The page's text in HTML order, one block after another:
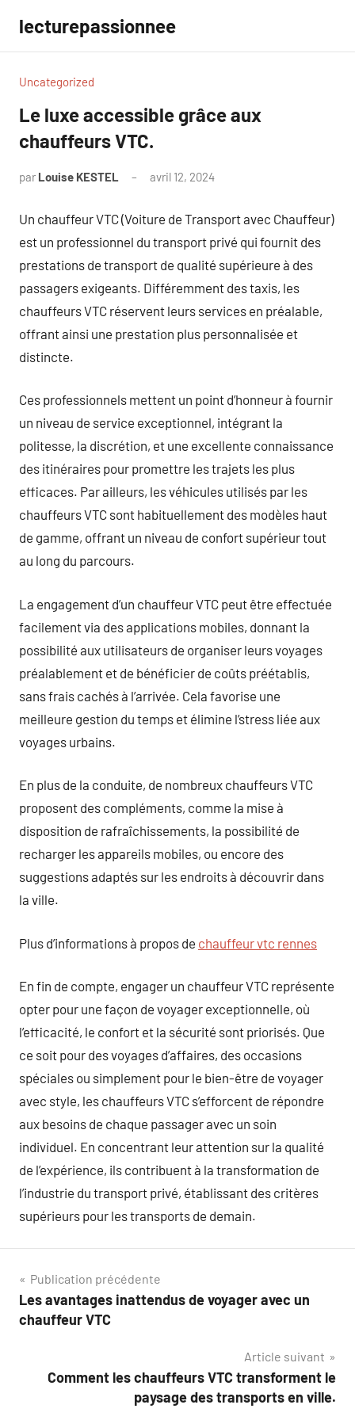
contenu
lecturepassionnee
Uncategorized
Le luxe accessible grâce aux
chauffeurs VTC.
par Louise KESTEL avril 12, 2024
Un chauffeur VTC (Voiture de Transport avec Chauffeur)
est un professionnel du transport privé qui fournit des
prestations de transport de qualité supérieure à des
passagers exigeants. Différemment des taxis, les
chauffeurs VTC réservent leurs services en préalable,
offrant ainsi une prestation plus personnalisée et
distincte.
Ces professionnels mettent un point d’honneur à fournir
un niveau de service exceptionnel, intégrant la
politesse, la discrétion, et une excellente connaissance
des itinéraires pour promettre les trajets les plus
efficaces. Par ailleurs, les véhicules utilisés par les
chauffeurs VTC sont habituellement des modèles haut
de gamme, offrant un niveau de confort supérieur tout
au long du parcours.
La engagement d’un chauffeur VTC peut être effectuée
facilement via des applications mobiles, donnant la
possibilité aux utilisateurs de organiser leurs voyages
préalablement et de bénéficier de coûts préétablis,
sans frais cachés à l’arrivée. Cela favorise une
meilleure gestion du temps et élimine l’stress liée aux
voyages urbains.
En plus de la conduite, de nombreux chauffeurs VTC
proposent des compléments, comme la mise à
disposition de rafraîchissements, la possibilité de
recharger les appareils mobiles, ou encore des
suggestions adaptés sur les endroits à découvrir dans
la ville.
Plus d’informations à propos de chauffeur vtc rennes
En fin de compte, engager un chauffeur VTC représente
opter pour une façon de voyager exceptionnelle, où
l’efficacité, le confort et la sécurité sont priorisés. Que
ce soit pour des voyages d’affaires, des occasions
spéciales ou simplement pour le bien-être de voyager
avec style, les chauffeurs VTC s’efforcent de répondre
aux besoins de chaque passager avec un soin
individuel. En concentrant leur attention sur la qualité
de l’expérience, ils contribuent à la transformation de
l’industrie du transport privé, établissant des critères
supérieurs pour les transports de demain.
Navigation
de
Publication précédente
Les avantages inattendus de voyager avec un
chauffeur VTC
Article suivant
Comment les chauffeurs VTC transforment le
paysage des transports en ville.